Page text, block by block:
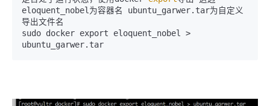
eloquent_nobel为容器名 ubuntu_garwer.tar为自定义
导出文件名
sudo docker export eloquent_nobel >